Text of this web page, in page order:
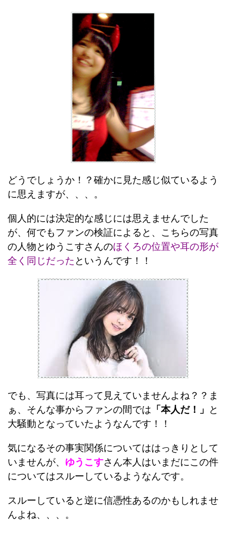
どうでしょうか！？確かに見た感じ似ているよう
に思えますが、、、。
個人的には決定的な感じには思えませんでした
が、何でもファンの検証によると、こちらの写真
の人物とゆうこすさんのほくろの位置や耳の形が
全く同じだった というんです！！
でも、写真には耳って見えていませんよね？？ま
ぁ、そんな事からファンの間では 「本人だ！」
と
大騒動となっていたようなんです！！
気になるその事実関係についてははっきりとして
いませんが、 ゆうこすさん本人はいまだにこの件
についてはスルーしているようなんです。
スルーしていると逆に信憑性あるのかもしれませ
んよね、、、。